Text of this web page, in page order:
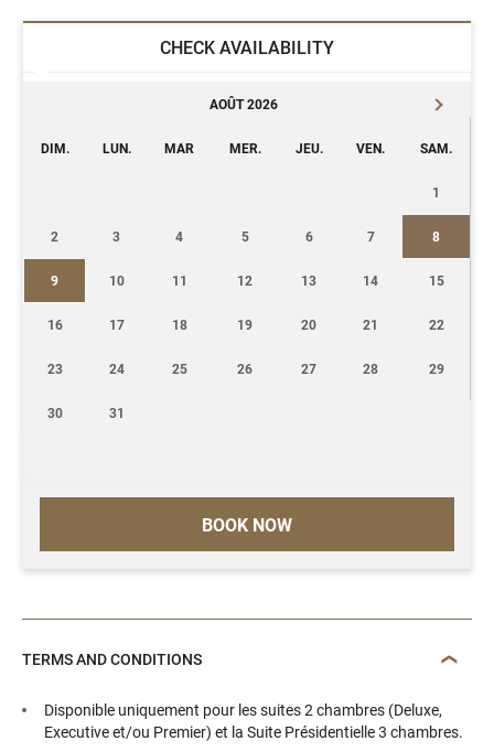
CHECK AVAILABILITY
BOOK NOW
AOÛT 2026
DIM. LUN. MAR MER. JEU. VEN. SAM.
1
2 3 4 5 6 7 8
9 10 11 12 13 14 15
16 17 18 19 20 21 22
23 24 25 26 27 28 29
30 31
TERMS AND CONDITIONS
Disponible uniquement pour les suites 2 chambres (Deluxe,
Executive et/ou Premier) et la Suite Présidentielle 3 chambres.